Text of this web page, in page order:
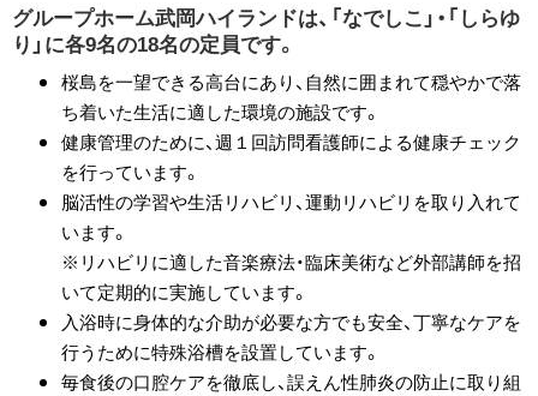
グループホーム武岡ハイランドは、「なでしこ」・「しらゆ
り」に各9名の18名の定員です。
桜島を一望できる高台にあり、自然に囲まれて穏やかで落
ち着いた生活に適した環境の施設です。
健康管理のために、週１回訪問看護師による健康チェック
を行っています。
脳活性の学習や生活リハビリ、運動リハビリを取り入れて
います。
※リハビリに適した音楽療法・臨床美術など外部講師を招
いて定期的に実施しています。
入浴時に身体的な介助が必要な方でも安全、丁寧なケアを
行うために特殊浴槽を設置しています。
毎食後の口腔ケアを徹底し、誤えん性肺炎の防止に取り組